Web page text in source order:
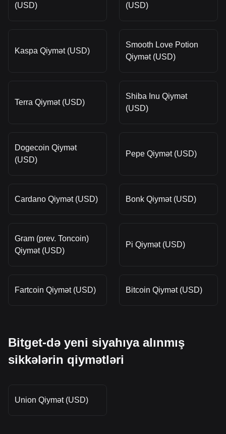
(USD)
(USD)
Kaspa Qiymət (USD)
Smooth Love Potion
Qiymət (USD)
Terra Qiymət (USD)
Shiba Inu Qiymət
(USD)
Dogecoin Qiymət
(USD)
Pepe Qiymət (USD)
Cardano Qiymət (USD) Bonk Qiymət (USD)
Gram (prev. Toncoin)
Qiymət (USD)
Pi Qiymət (USD)
Fartcoin Qiymət (USD) Bitcoin Qiymət (USD)
Bitget-də yeni siyahıya alınmış
sikkələrin qiymətləri
Union Qiymət (USD)